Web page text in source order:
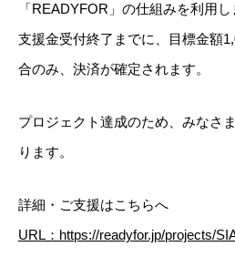
「READYFOR」の仕組みを利用
支援金受付終了までに、目標金額
合のみ、決済が確定されます。
プロジェクト達成のため、みなさ
ります。
詳細・ご支援はこちらへ
URL：https://readyfor.jp/projects/